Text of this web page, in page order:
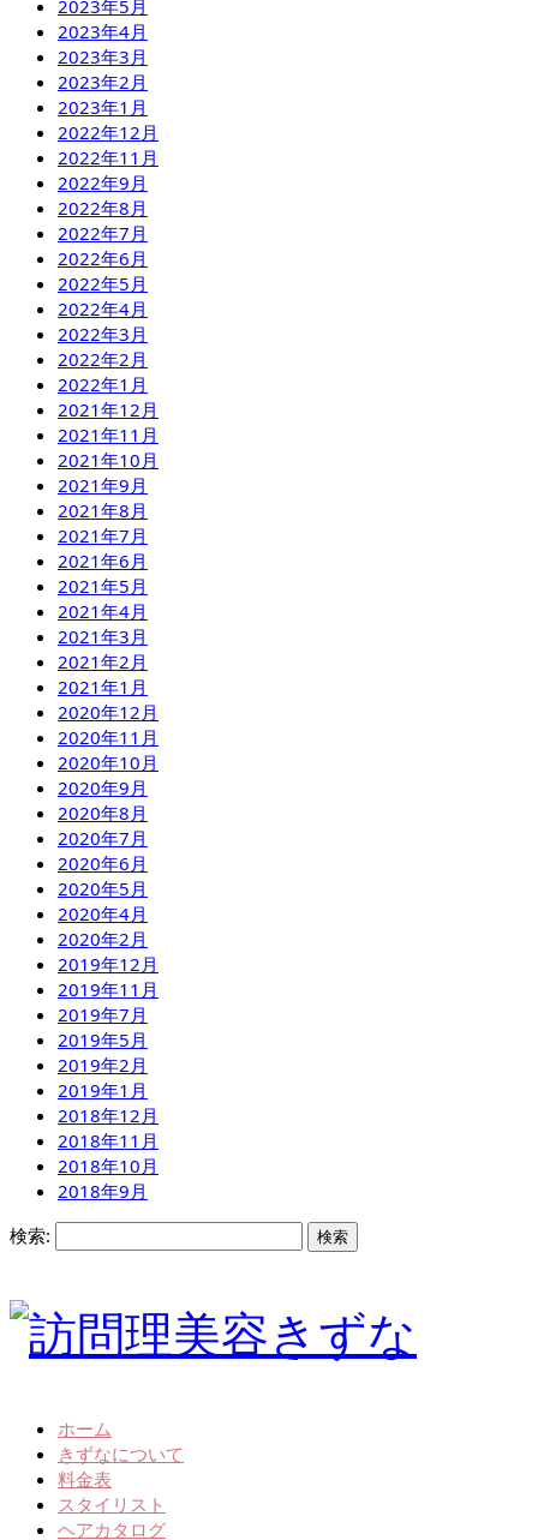
2023年5月
2023年4月
2023年3月
2023年2月
2023年1月
2022年12月
2022年11月
2022年9月
2022年8月
2022年7月
2022年6月
2022年5月
2022年4月
2022年3月
2022年2月
2022年1月
2021年12月
2021年11月
2021年10月
2021年9月
2021年8月
2021年7月
2021年6月
2021年5月
2021年4月
2021年3月
2021年2月
2021年1月
2020年12月
2020年11月
2020年10月
2020年9月
2020年8月
2020年7月
2020年6月
2020年5月
2020年4月
2020年2月
2019年12月
2019年11月
2019年7月
2019年5月
2019年2月
2019年1月
2018年12月
2018年11月
2018年10月
2018年9月
検索:
ホーム
きずなについて
料金表
スタイリスト
ヘアカタログ